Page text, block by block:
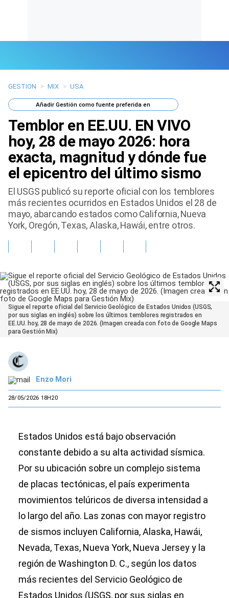
Últimas Noticias
Mi Bolsillo
Respuestas
Gente
Vida Laboral
Tendencias Mix
Sports
GESTION > MIX > USA
AñadirGestión como fuente preferida en
Temblor en EE.UU. EN VIVO
hoy, 28 de mayo 2026: hora
exacta, magnitud y dónde fue
el epicentro del último sismo
El USGS publicó su reporte oficial con los temblores
más recientes ocurridos en Estados Unidos el 28 de
mayo, abarcando estados como California, Nueva
York, Oregón, Texas, Alaska, Hawái, entre otros.
Sigue el reporte oficial del Servicio Geológico de Estados Unidos (USGS,
por sus siglas en inglés) sobre los últimos temblores registrados en
EE.UU. hoy, 28 de mayo de 2026. (Imagen creada con foto de Google Maps
para Gestión Mix)
Enzo Mori
28/05/2026 18H20
Estados Unidos está bajo observación
constante debido a su alta actividad sísmica.
Por su ubicación sobre un complejo sistema
de placas tectónicas, el país experimenta
movimientos telúricos de diversa intensidad a
lo largo del año. Las zonas con mayor registro
de sismos incluyen California, Alaska, Hawái,
Nevada, Texas, Nueva York, Nueva Jersey y la
región de Washington D. C., según los datos
más recientes del Servicio Geológico de
Estados Unidos (USGS, por sus siglas en